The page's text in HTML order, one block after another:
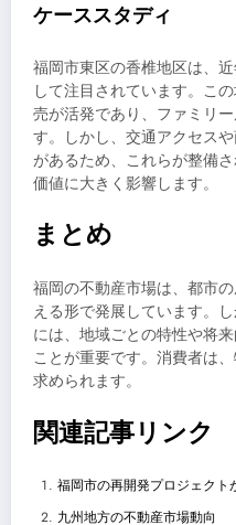
ケーススタディ
福岡市東区の香椎地区は、
して注目されています。こ
売が活発であり、ファミリ
す。しかし、交通アクセス
があるため、これらが整備
価値に大きく影響します。
まとめ
福岡の不動産市場は、都市
える形で発展しています。
には、地域ごとの特性や将
ことが重要です。消費者は
求められます。
関連記事リンク
福岡市の再開発プロジェクト
九州地方の不動産市場動向